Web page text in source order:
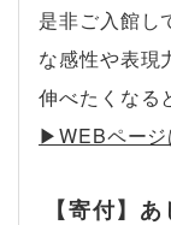
是非ご入館し
な感性や表現
伸べたくなる
▶︎WEBページ
【寄付】